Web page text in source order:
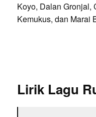
Koyo, Dalan Gronjal,
Kemukus, dan Marai
Lirik Lagu